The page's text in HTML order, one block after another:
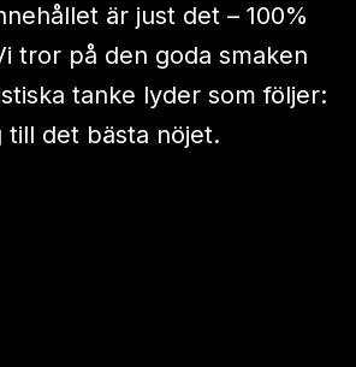
är just det – 100%
tror på den goda smaken
tanke lyder som följer:
till det bästa nöjet.